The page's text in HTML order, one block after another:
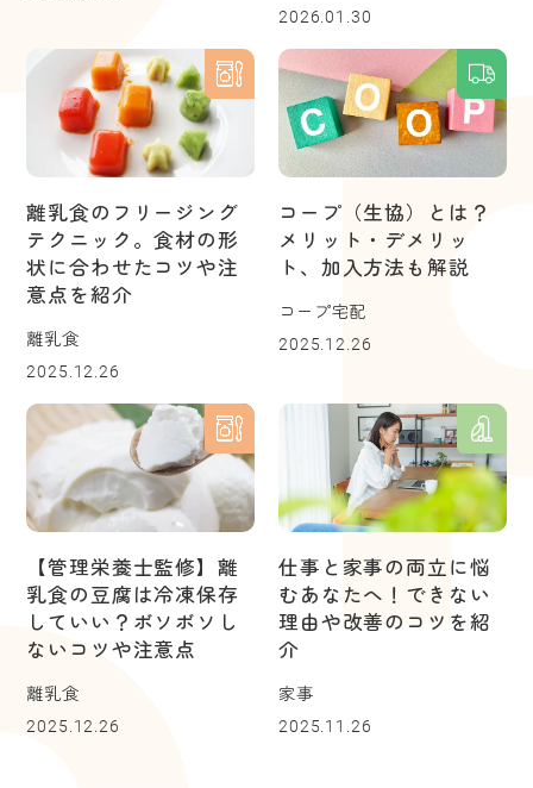
2026.01.30
離乳食のフリージング
テクニック。食材の形
状に合わせたコツや注
意点を紹介
離乳食
2025.12.26
コープ（生協）とは？
メリット・デメリッ
ト、加入方法も解説
コープ宅配
2025.12.26
【管理栄養士監修】離
乳食の豆腐は冷凍保存
していい？ボソボソし
ないコツや注意点
離乳食
2025.12.26
仕事と家事の両立に悩
むあなたへ！できない
理由や改善のコツを紹
介
家事
2025.11.26